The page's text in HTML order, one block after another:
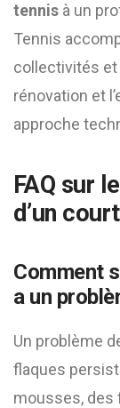
tennis à un
Tennis
collectivités et
rénovation et
approche
FAQ sur
d’un
Comment
a un
Un problème
flaques
mousses, des